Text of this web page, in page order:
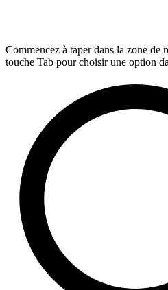
Commencez à taper dans la zone de
touche Tab pour choisir une option